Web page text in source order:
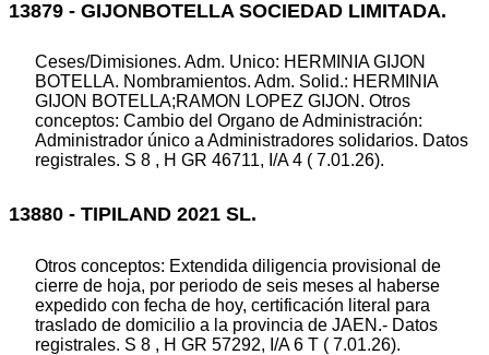
13879 - GIJONBOTELLA SOCIEDAD LIMITADA.
Ceses/Dimisiones. Adm. Unico: HERMINIA GIJON
BOTELLA. Nombramientos. Adm. Solid.: HERMINIA
GIJON BOTELLA;RAMON LOPEZ GIJON. Otros
conceptos: Cambio del Organo de Administración:
Administrador único a Administradores solidarios. Datos
registrales. S 8 , H GR 46711, I/A 4 ( 7.01.26).
13880 - TIPILAND 2021 SL.
Otros conceptos: Extendida diligencia provisional de
cierre de hoja, por periodo de seis meses al haberse
expedido con fecha de hoy, certificación literal para
traslado de domicilio a la provincia de JAEN.- Datos
registrales. S 8 , H GR 57292, I/A 6 T ( 7.01.26).